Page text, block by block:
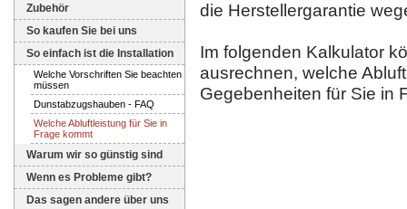
Zubehör
So kaufen Sie bei uns
So einfach ist die Installation
Welche Vorschriften Sie beachten
müssen
Dunstabzugshauben - FAQ
Welche Abluftleistung für Sie in
Frage kommt
Warum wir so günstig sind
Wenn es Probleme gibt?
Das sagen andere über uns
die Herstellergarantie
Im folgenden Kalkulator
ausrechnen, welche
Gegebenheiten für Sie in